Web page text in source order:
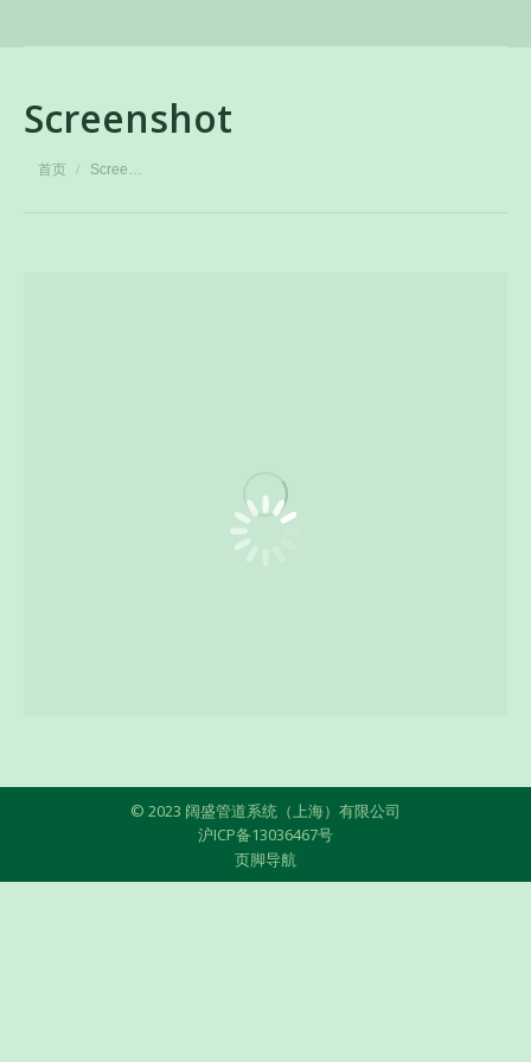
Screenshot
您在这里：
首页 Scree…
© 2023 阔盛管道系统（上海）有限公司
沪ICP备13036467号
页脚导航